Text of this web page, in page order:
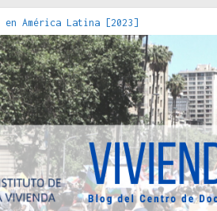
en América Latina [2023]
de los Estados :
con el acero : hacia una teoría
una vivienda adecuada [2019]
la Caja del Seguro Obrero en